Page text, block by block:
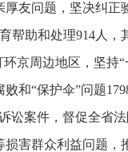
友问题，坚决纠
帮助和处理914人
京周边地区，坚持
和“保护伞”问题
讼案件，督促全省
害群众利益问题，